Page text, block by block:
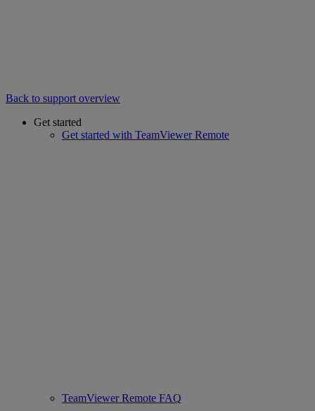
Back to support overview
Get started
Get started with TeamViewer Remote
TeamViewer Remote FAQ